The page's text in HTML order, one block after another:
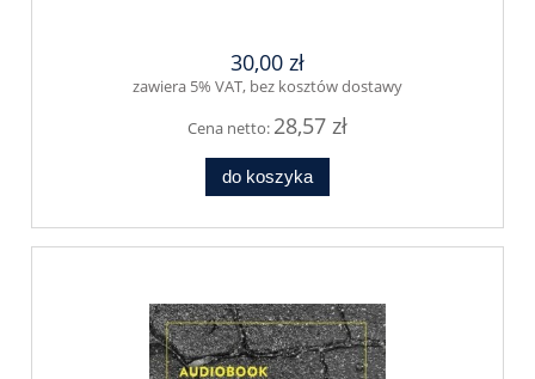
30,00 zł
zawiera 5% VAT, bez kosztów dostawy
Cena netto: 28,57 zł
do koszyka